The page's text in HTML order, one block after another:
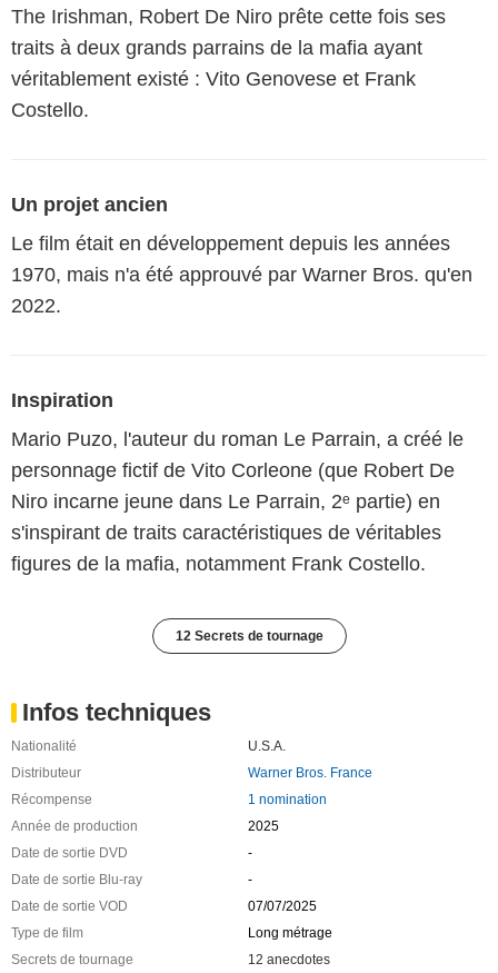
The Irishman, Robert De Niro prête cette fois ses
traits à deux grands parrains de la mafia ayant
véritablement existé : Vito Genovese et Frank
Costello.
Un projet ancien
Le film était en développement depuis les années
1970, mais n'a été approuvé par Warner Bros. qu'en
2022.
Inspiration
Mario Puzo, l'auteur du roman Le Parrain, a créé le
personnage fictif de Vito Corleone (que Robert De
Niro incarne jeune dans Le Parrain, 2ᵉ partie) en
s'inspirant de traits caractéristiques de véritables
figures de la mafia, notamment Frank Costello.
12 Secrets de tournage
Infos techniques
Nationalité
U.S.A.
Distributeur
Warner Bros. France
Récompense
1 nomination
Année de production
2025
Date de sortie DVD
-
Date de sortie Blu-ray
-
Date de sortie VOD
07/07/2025
Type de film
Long métrage
Secrets de tournage
12 anecdotes